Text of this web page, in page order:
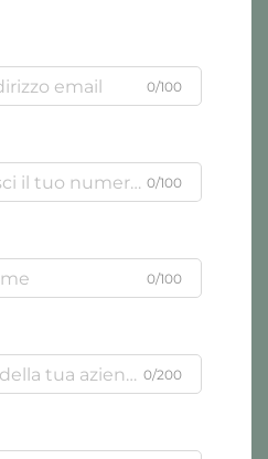
0/100
0/100
0/100
0/200